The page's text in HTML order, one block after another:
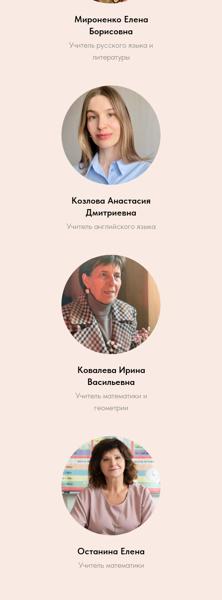
Мироненко Елена
Борисовна
Учитель русского языка и
литературы
Козлова Анастасия
Дмитриевна
Учитель английского языка
Ковалева Ирина
Васильевна
Учитель математики и
геометрии
Останина Елена
Учитель математики